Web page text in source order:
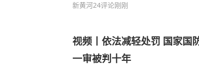
新黄河24评论刚刚
视频丨依法减轻处罚 国家国
一审被判十年